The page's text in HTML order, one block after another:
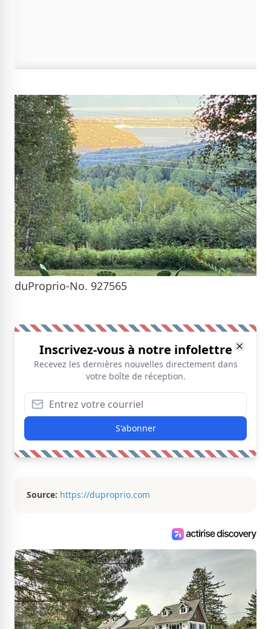
duProprio-No. 927565
Inscrivez-vous à notre infolettre
Recevez les dernières nouvelles directement dans
votre boîte de réception.
S'abonner
Source: https://duproprio.com